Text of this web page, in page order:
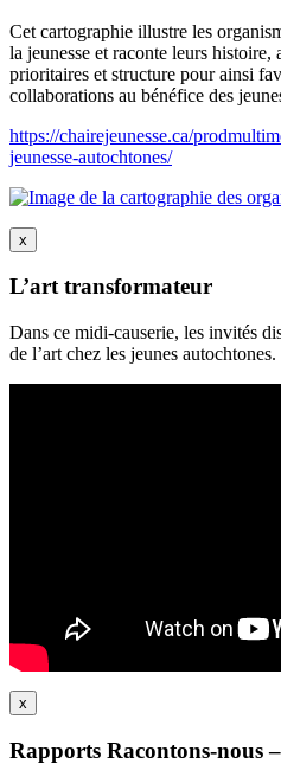
Cet cartographie illustre les
la jeunesse et raconte leurs histoire,
prioritaires et structure pour ainsi
collaborations au bénéfice des
https://chairejeunesse.ca/
jeunesse-autochtones/
x
L’art transformateur
Dans ce midi-causerie, les invités
de l’art chez les jeunes autochtones.
x
Rapports Racontons-nous